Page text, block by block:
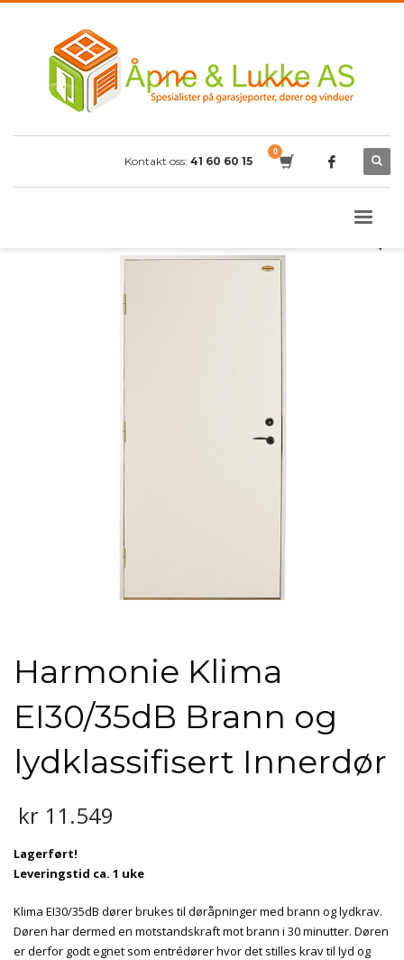
Kontakt oss: 41 60 60 15
Harmonie Klima
EI30/35dB Brann og
lydklassifisert Innerdør
kr 11.549
Lagerført!
Leveringstid ca. 1 uke
Klima EI30/35dB dører brukes til døråpninger med brann og lydkrav.
Døren har dermed en motstandskraft mot brann i 30 minutter. Døren
er derfor godt egnet som entrédører hvor det stilles krav til lyd og